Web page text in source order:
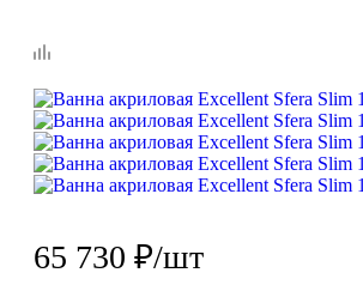
65 730 ₽/шт